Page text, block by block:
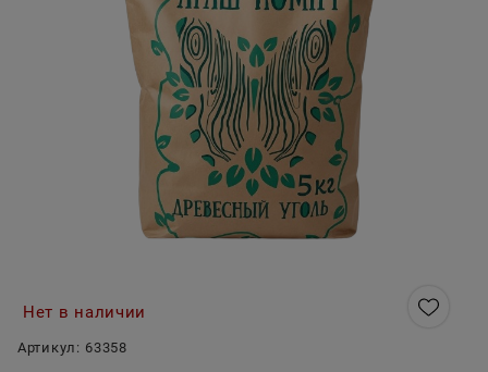
Нет в наличии
Артикул: 63358